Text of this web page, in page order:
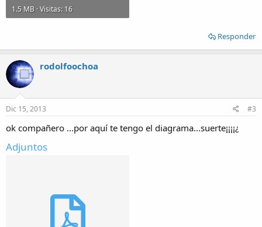
1.5 MB · Visitas: 16
Responder
rodolfoochoa
Dic 15, 2013 #3
ok compañero ...por aquí te tengo el diagrama...suerte¡¡¡¡¿
Adjuntos